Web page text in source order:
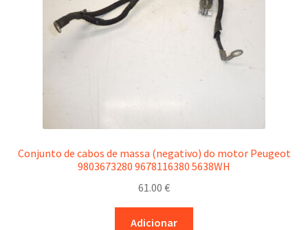
Conjunto de cabos de massa (negativo) do motor Peugeot
9803673280 9678116380 5638WH
61.00 €
Adicionar